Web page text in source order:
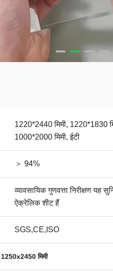
1220*2440 मिमी, 1220*1830
1000*2000 मिमी, ईटी
＞ 94%
व्यावसायिक गुणवत्ता निरीक्षण यह
ऐक्रेलिक शीट हैं
SGS,CE,ISO
1250x2450 मिमी